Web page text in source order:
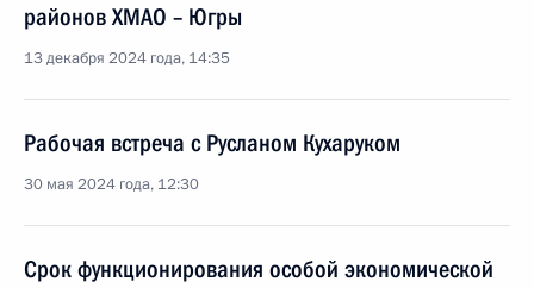
районов ХМАО – Югры
13 декабря 2024 года, 14:35
Рабочая встреча с Русланом Кухаруком
30 мая 2024 года, 12:30
Срок функционирования особой экономической